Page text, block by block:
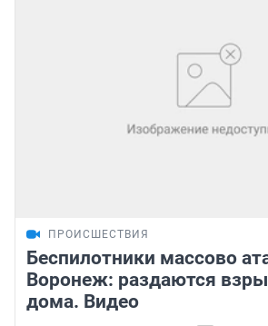
ПРОИСШЕСТВИЯ
Беспилотники массово
Воронеж: раздаются
дома. Видео